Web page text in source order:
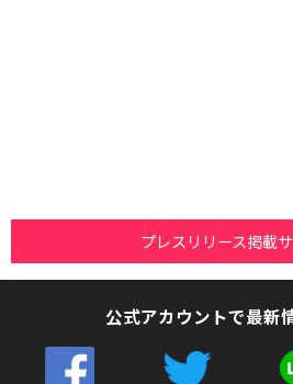
プレスリリース掲載
公式アカウントで最新